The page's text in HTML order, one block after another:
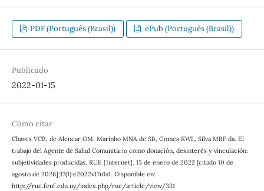
PDF (Português (Brasil)) ePub (Português (Brasil))
Publicado
2022-01-15
Cómo citar
Chaves VCB, de Alencar OM, Marinho MNA de SB, Gomes KWL, Silva MRF da. El
trabajo del Agente de Salud Comunitario como donación, desinterés y vinculación:
subjetividades producidas. RUE [Internet]. 15 de enero de 2022 [citado 10 de
agosto de 2026];17(1):e2022v17n1a1. Disponible en:
http://rue.fenf.edu.uy/index.php/rue/article/view/331